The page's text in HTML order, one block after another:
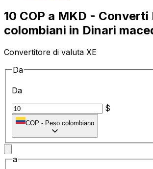
10 COP a MKD - Converti
colombiani in Dinari
Convertitore di valuta XE
Da
Da
$
COP - Peso colombiano
a